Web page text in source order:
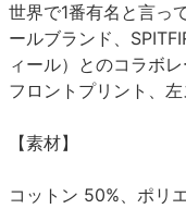
世界で1番有名と言っ
ールブランド、
ィール）とのコラボレ
フロントプリント、
【素材】
コットン 50%、ポリ